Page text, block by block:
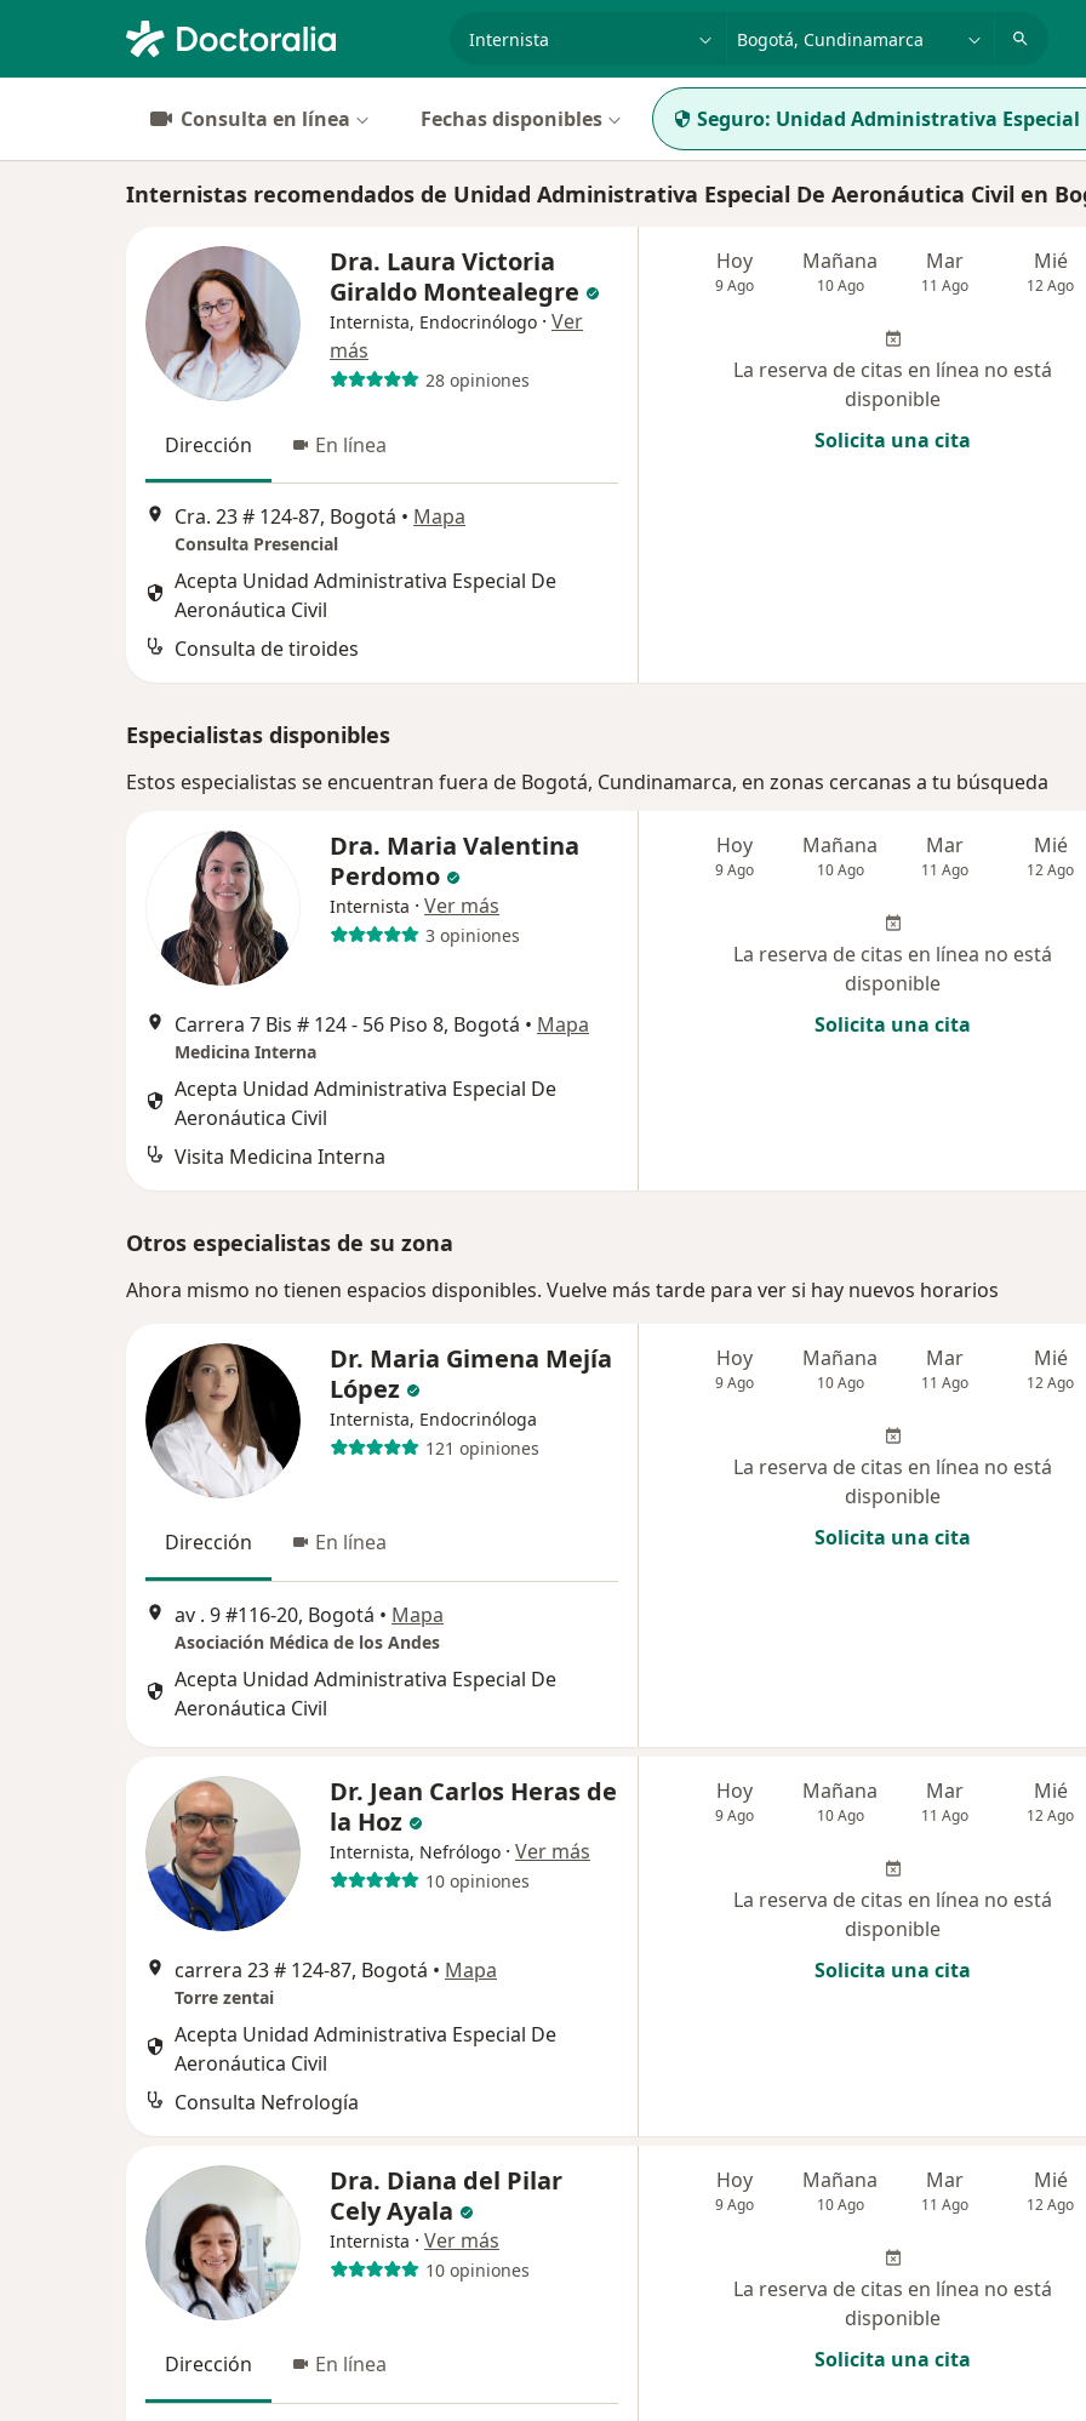
especialidad, enfermedad o nombre
p. ej. Bogotá
Consulta en línea Fechas disponibles Seguro: Unidad Administrativa Especial
Internistas recomendados de Unidad Administrativa Especial De Aeronáutica Civil en
Dra. Laura Victoria
Giraldo Montealegre
Internista, Endocrinólogo · Ver
más
28 opiniones
Dirección En línea
Cra. 23 # 124-87, Bogotá • Mapa
Consulta Presencial
Acepta Unidad Administrativa Especial De
Aeronáutica Civil
Consulta de tiroides
Hoy
9 Ago
Mañana
10 Ago
Mar
11 Ago
Mié
12 Ago
La reserva de citas en línea no está
disponible
Solicita una cita
Especialistas disponibles
Estos especialistas se encuentran fuera de Bogotá, Cundinamarca, en zonas cercanas a tu búsqueda
Dra. Maria Valentina
Perdomo
Internista · Ver más
3 opiniones
Carrera 7 Bis # 124 - 56 Piso 8, Bogotá • Mapa
Medicina Interna
Acepta Unidad Administrativa Especial De
Aeronáutica Civil
Visita Medicina Interna
Hoy
9 Ago
Mañana
10 Ago
Mar
11 Ago
Mié
12 Ago
La reserva de citas en línea no está
disponible
Solicita una cita
Otros especialistas de su zona
Ahora mismo no tienen espacios disponibles. Vuelve más tarde para ver si hay nuevos horarios
Dr. Maria Gimena Mejía
López
Internista, Endocrinóloga
121 opiniones
Dirección En línea
av . 9 #116-20, Bogotá • Mapa
Asociación Médica de los Andes
Acepta Unidad Administrativa Especial De
Aeronáutica Civil
Hoy
9 Ago
Mañana
10 Ago
Mar
11 Ago
Mié
12 Ago
La reserva de citas en línea no está
disponible
Solicita una cita
Dr. Jean Carlos Heras de
la Hoz
Internista, Nefrólogo · Ver más
10 opiniones
carrera 23 # 124-87, Bogotá • Mapa
Torre zentai
Acepta Unidad Administrativa Especial De
Aeronáutica Civil
Consulta Nefrología
Hoy
9 Ago
Mañana
10 Ago
Mar
11 Ago
Mié
12 Ago
La reserva de citas en línea no está
disponible
Solicita una cita
Dra. Diana del Pilar
Cely Ayala
Internista · Ver más
10 opiniones
Dirección En línea
Hoy
9 Ago
Mañana
10 Ago
Mar
11 Ago
Mié
12 Ago
La reserva de citas en línea no está
disponible
Solicita una cita